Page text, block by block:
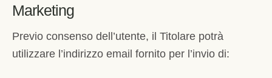
Marketing
Previo consenso dell’utente, il Titolare potrà
utilizzare l’indirizzo email fornito per l’invio di: